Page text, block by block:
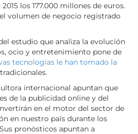
los 177.000 millones de euros.
volumen de negocio registrado
estudio que analiza la evolución
ocio y entretenimiento pone de
tecnologías le han tomado la
internacional apuntan que
de la publicidad online y del
en el motor del sector de
en nuestro país durante los
pronósticos apuntan a